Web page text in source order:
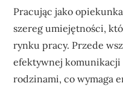
Pracując jako
szereg umiejętności,
rynku pracy. Przede
efektywnej komunikacji
rodzinami, co wymaga